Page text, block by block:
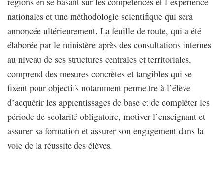
nationales et une méthodologie scientifique qui sera
annoncée ultérieurement. La feuille de route, qui a été
élaborée par le ministère après des consultations internes
au niveau de ses structures centrales et territoriales,
comprend des mesures concrètes et tangibles qui se
fixent pour objectifs notamment permettre à l’élève
d’acquérir les apprentissages de base et de compléter les
période de scolarité obligatoire, motiver l’enseignant et
assurer sa formation et assurer son engagement dans la
voie de la réussite des élèves.